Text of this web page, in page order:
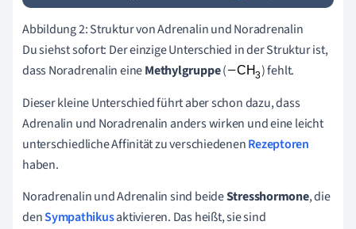
Abbildung 2: Struktur von Adrenalin und Noradrenalin
Du siehst sofort: Der einzige Unterschied in der Struktur ist,
dass Noradrenalin eineMethylgruppe(
) fehlt.
Dieser kleine Unterschied führt aber schon dazu, dass
Adrenalin und Noradrenalin anders wirken und eine leicht
unterschiedliche Affinität zu verschiedenenRezeptoren
haben.
Noradrenalin und Adrenalin sind beideStresshormone, die
denSympathikusaktivieren. Das heißt, sie sind